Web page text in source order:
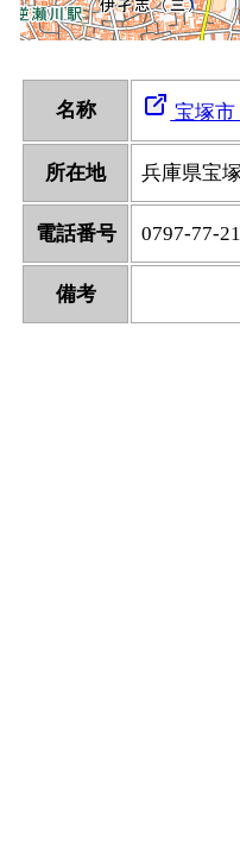
名称 宝塚市
所在地 兵庫県宝
電話番号 0797-77-
備考